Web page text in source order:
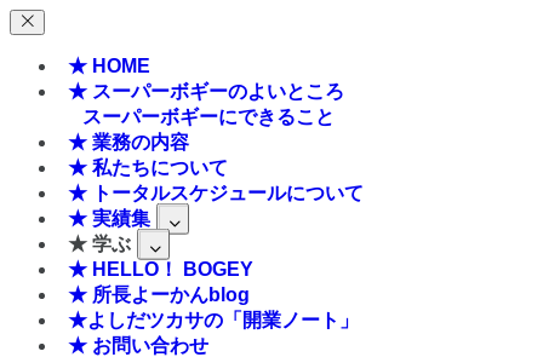
★ HOME
★ スーパーボギーのよいところ
スーパーボギーにできること
★ 業務の内容
★ 私たちについて
★ トータルスケジュールについて
★ 実績集
★ 学ぶ
★ HELLO！ BOGEY
★ 所長よーかんblog
★よしだツカサの「開業ノート」
★ お問い合わせ